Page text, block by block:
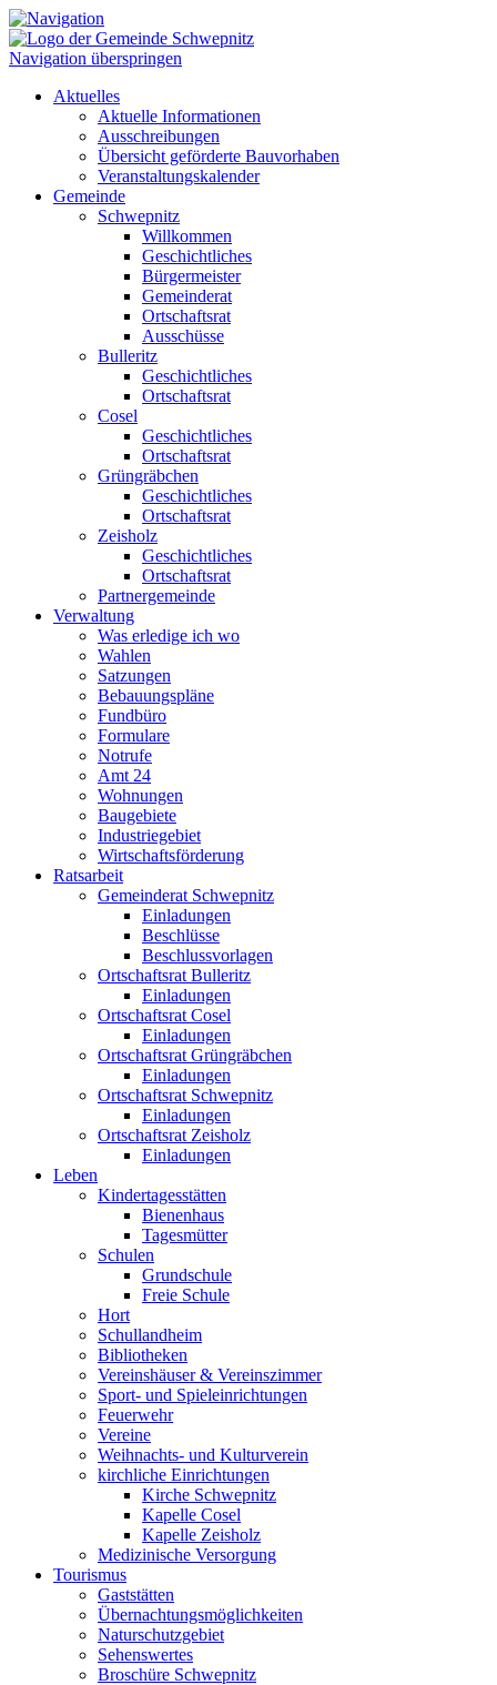
Navigation überspringen
Aktuelles
Aktuelle Informationen
Ausschreibungen
Übersicht geförderte Bauvorhaben
Veranstaltungskalender
Gemeinde
Schwepnitz
Willkommen
Geschichtliches
Bürgermeister
Gemeinderat
Ortschaftsrat
Ausschüsse
Bulleritz
Geschichtliches
Ortschaftsrat
Cosel
Geschichtliches
Ortschaftsrat
Grüngräbchen
Geschichtliches
Ortschaftsrat
Zeisholz
Geschichtliches
Ortschaftsrat
Partnergemeinde
Verwaltung
Was erledige ich wo
Wahlen
Satzungen
Bebauungspläne
Fundbüro
Formulare
Notrufe
Amt 24
Wohnungen
Baugebiete
Industriegebiet
Wirtschaftsförderung
Ratsarbeit
Gemeinderat Schwepnitz
Einladungen
Beschlüsse
Beschlussvorlagen
Ortschaftsrat Bulleritz
Einladungen
Ortschaftsrat Cosel
Einladungen
Ortschaftsrat Grüngräbchen
Einladungen
Ortschaftsrat Schwepnitz
Einladungen
Ortschaftsrat Zeisholz
Einladungen
Leben
Kindertagesstätten
Bienenhaus
Tagesmütter
Schulen
Grundschule
Freie Schule
Hort
Schullandheim
Bibliotheken
Vereinshäuser & Vereinszimmer
Sport- und Spieleinrichtungen
Feuerwehr
Vereine
Weihnachts- und Kulturverein
kirchliche Einrichtungen
Kirche Schwepnitz
Kapelle Cosel
Kapelle Zeisholz
Medizinische Versorgung
Tourismus
Gaststätten
Übernachtungsmöglichkeiten
Naturschutzgebiet
Sehenswertes
Broschüre Schwepnitz